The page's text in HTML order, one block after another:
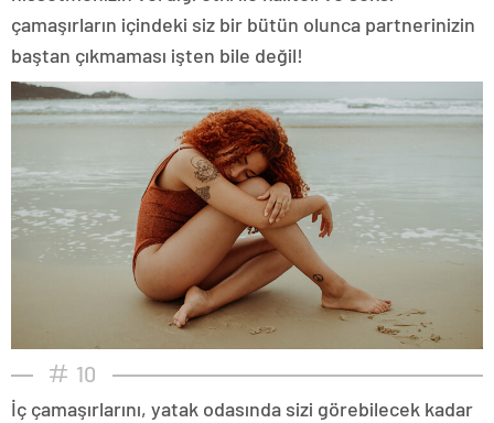
çamaşırların içindeki siz bir bütün olunca partnerinizin
baştan çıkmaması işten bile değil!
10
İç çamaşırlarını, yatak odasında sizi görebilecek kadar